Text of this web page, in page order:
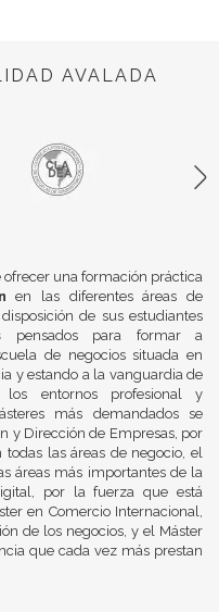
AVALADA
ofrecer una formación práctica
en las diferentes áreas de
de sus estudiantes
pensados para formar a
de negocios situada en
y estando a la vanguardia de
entornos profesional y
más demandados se
y Dirección de Empresas, por
las áreas de negocio, el
áreas más importantes de la
por la fuerza que está
en Comercio Internacional,
de los negocios, y el Máster
que cada vez más prestan